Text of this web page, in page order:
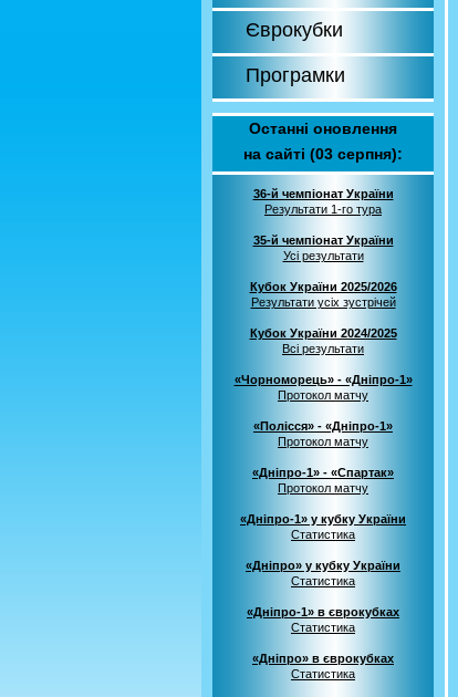
Єврокубки
Програмки
Останні оновлення
на сайті (03 серпня):
36-й чемпіонат України
Результати 1-го тура
35-й чемпіонат України
Усі результати
Кубок України 2025/2026
Результати усіх зустрічей
Кубок України 2024/2025
Всі результати
«Чорноморець» - «Дніпро-1»
Протокол матчу
«Полісся» - «Дніпро-1»
Протокол матчу
«Дніпро-1» - «Спартак»
Протокол матчу
«Дніпро-1» у кубку України
Статистика
«Дніпро» у кубку України
Статистика
«Дніпро-1» в єврокубках
Статистика
«Дніпро» в єврокубках
Статистика